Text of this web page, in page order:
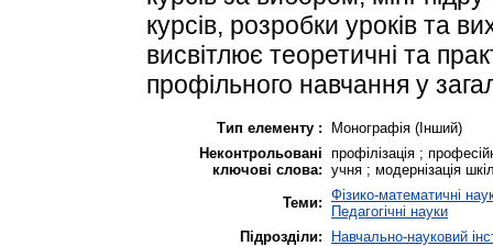
курсів, розробки уроків та
висвітлює теоретичні та
профільного навчання у
Тип елементу :
Монографія (Інший)
Неконтрольовані
ключові слова:
профілізація ;
учня ; модернізація
Теми: Фізико-математичні
Педагогічні науки
Підрозділи:
Навчально-науковий